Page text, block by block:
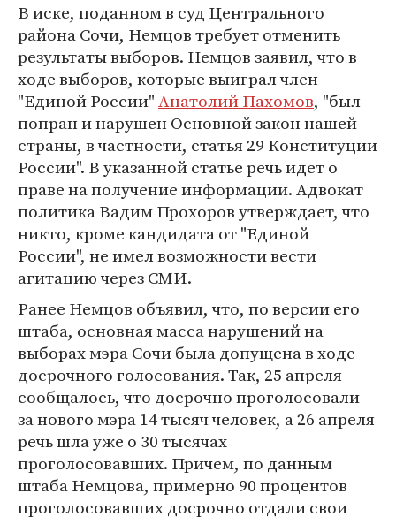
В иске, поданном в суд Центрального
района Сочи, Немцов требует отменить
результаты выборов. Немцов заявил, что в
ходе выборов, которые выиграл член
"Единой России"Анатолий Пахомов, "был
попран и нарушен Основной закон нашей
страны, в частности, статья 29 Конституции
России". В указанной статье речь идет о
праве на получение информации. Адвокат
политика Вадим Прохоров утверждает, что
никто, кроме кандидата от "Единой
России", не имел возможности вести
агитацию через СМИ.
Ранее Немцов объявил, что, по версии его
штаба, основная масса нарушений на
выборах мэра Сочи была допущена в ходе
досрочного голосования. Так, 25 апреля
сообщалось, что досрочно проголосовали
за нового мэра 14 тысяч человек, а 26 апреля
речь шла уже о 30 тысячах
проголосовавших. Причем, по данным
штаба Немцова, примерно 90 процентов
проголосовавших досрочно отдали свои